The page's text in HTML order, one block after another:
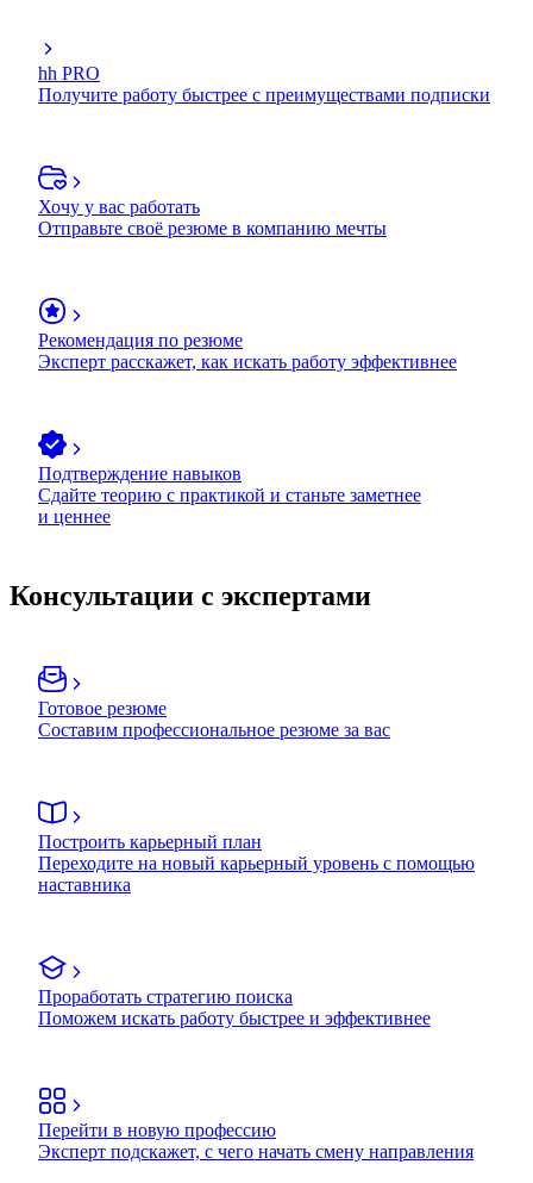
hh PRO
Получите работу быстрее с преимуществами подписки
Хочу у вас работать
Отправьте своё резюме в компанию мечты
Рекомендация по резюме
Эксперт расскажет, как искать работу эффективнее
Подтверждение навыков
Сдайте теорию с практикой и станьте заметнее
и ценнее
Консультации с экспертами
Готовое резюме
Составим профессиональное резюме за вас
Построить карьерный план
Переходите на новый карьерный уровень с помощью
наставника
Проработать стратегию поиска
Поможем искать работу быстрее и эффективнее
Перейти в новую профессию
Эксперт подскажет, с чего начать смену направления